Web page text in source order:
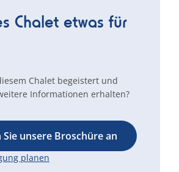
Chalet etwas für
Chalet begeistert und
Informationen erhalten?
unsere Broschüre an
planen